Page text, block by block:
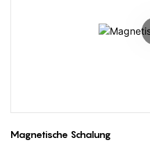
Magnetische Schalung